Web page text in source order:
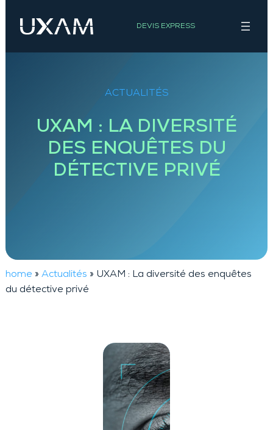
contenu
DEVIS EXPRESS
ACTUALITÉS
UXAM : LA DIVERSITÉ
DES ENQUÊTES DU
DÉTECTIVE PRIVÉ
home » Actualités » UXAM : La diversité des enquêtes
du détective privé